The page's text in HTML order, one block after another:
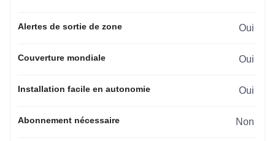
Alertes de sortie de zone Oui
Couverture mondiale Oui
Installation facile en autonomie Oui
Abonnement nécessaire Non